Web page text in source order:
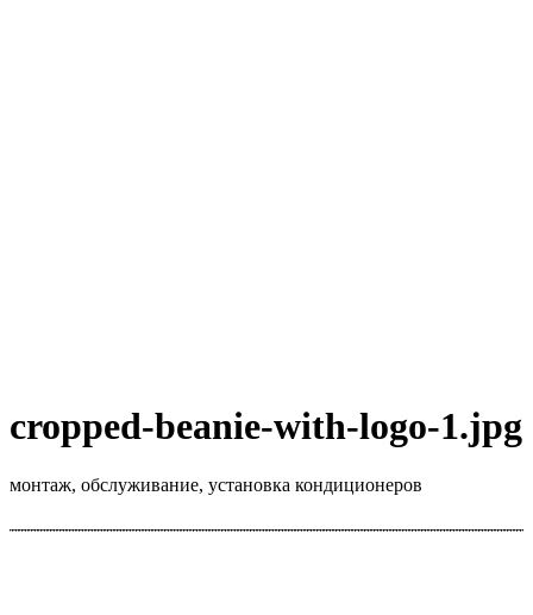
cropped-beanie-with-logo-1.jpg
монтаж, обслуживание, установка кондиционеров